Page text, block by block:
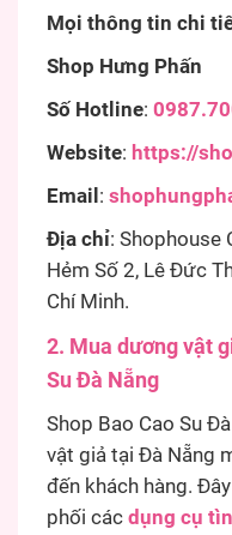
Mọi thông tin chi
Shop Hưng Phấn
Số Hotline:
Website: https://
Email :
Địa chỉ: Shophouse
Hẻm Số 2, Lê Đức
Chí Minh.
2. Mua dương vật
Su Đà Nẵng
Shop Bao Cao Su
vật giả tại Đà Nẵng
đến khách hàng.
phối các dụng cụ